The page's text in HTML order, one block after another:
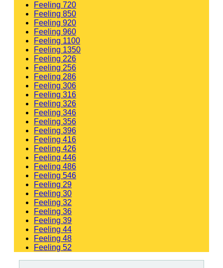
Feeling 720
Feeling 850
Feeling 920
Feeling 960
Feeling 1100
Feeling 1350
Feeling 226
Feeling 256
Feeling 286
Feeling 306
Feeling 316
Feeling 326
Feeling 346
Feeling 356
Feeling 396
Feeling 416
Feeling 426
Feeling 446
Feeling 486
Feeling 546
Feeling 29
Feeling 30
Feeling 32
Feeling 36
Feeling 39
Feeling 44
Feeling 48
Feeling 52